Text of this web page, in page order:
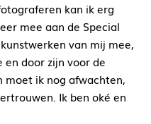
kan ik erg
mee aan de Special
van mij mee,
en door zijn voor de
moet ik nog afwachten,
Ik ben oké en